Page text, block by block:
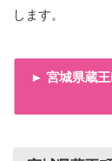
します。
► 宮城県蔵王